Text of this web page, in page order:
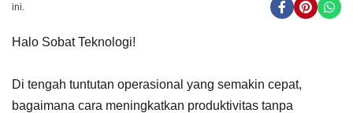
ini.
Halo Sobat Teknologi!
Di tengah tuntutan operasional yang semakin cepat,
bagaimana cara meningkatkan produktivitas tanpa